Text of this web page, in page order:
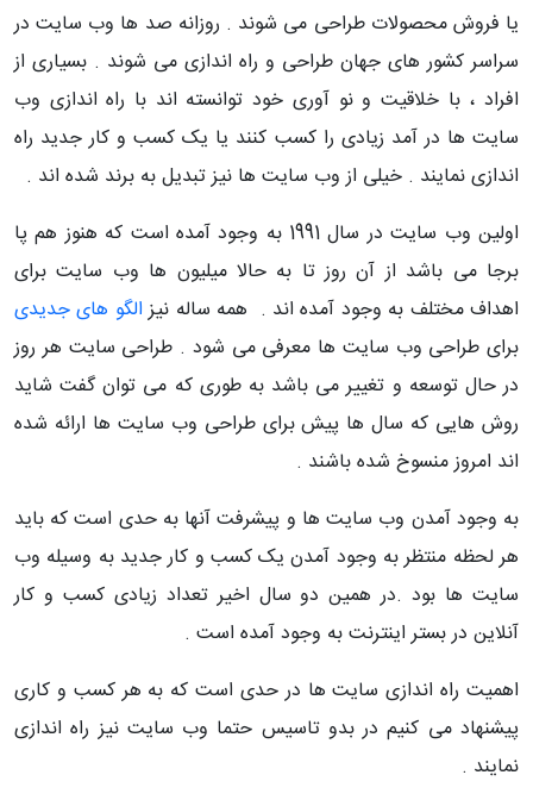
یا فروش محصولات طراحی می شوند . روزانه صد ها وب سایت در
سراسر کشور های جهان طراحی و راه اندازی می شوند . بسیاری از
افراد ، با خلاقیت و نو آوری خود توانسته اند با راه اندازی وب
سایت ها در آمد زیادی را کسب کنند یا یک کسب و کار جدید راه
اندازی نمایند . خیلی از وب سایت ها نیز تبدیل به برند شده اند .
اولین وب سایت در سال 1991 به وجود آمده است که هنوز هم پا
برجا می باشد از آن روز تا به حالا میلیون ها وب سایت برای
اهداف مختلف به وجود آمده اند . همه ساله نیزالگو های جدیدی
برای طراحی وب سایت ها معرفی می شود . طراحی سایت هر روز
در حال توسعه و تغییر می باشد به طوری که می توان گفت شاید
روش هایی که سال ها پیش برای طراحی وب سایت ها ارائه شده
اند امروز منسوخ شده باشند .
به وجود آمدن وب سایت ها و پیشرفت آنها به حدی است که باید
هر لحظه منتظر به وجود آمدن یک کسب و کار جدید به وسیله وب
سایت ها بود .در همین دو سال اخیر تعداد زیادی کسب و کار
آنلاین در بستر اینترنت به وجود آمده است .
اهمیت راه اندازی سایت ها در حدی است که به هر کسب و کاری
پیشنهاد می کنیم در بدو تاسیس حتما وب سایت نیز راه اندازی
نمایند .